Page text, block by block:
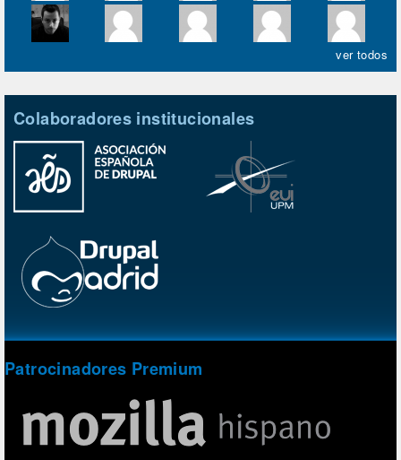
ver todos
Colaboradores institucionales
Patrocinadores Premium